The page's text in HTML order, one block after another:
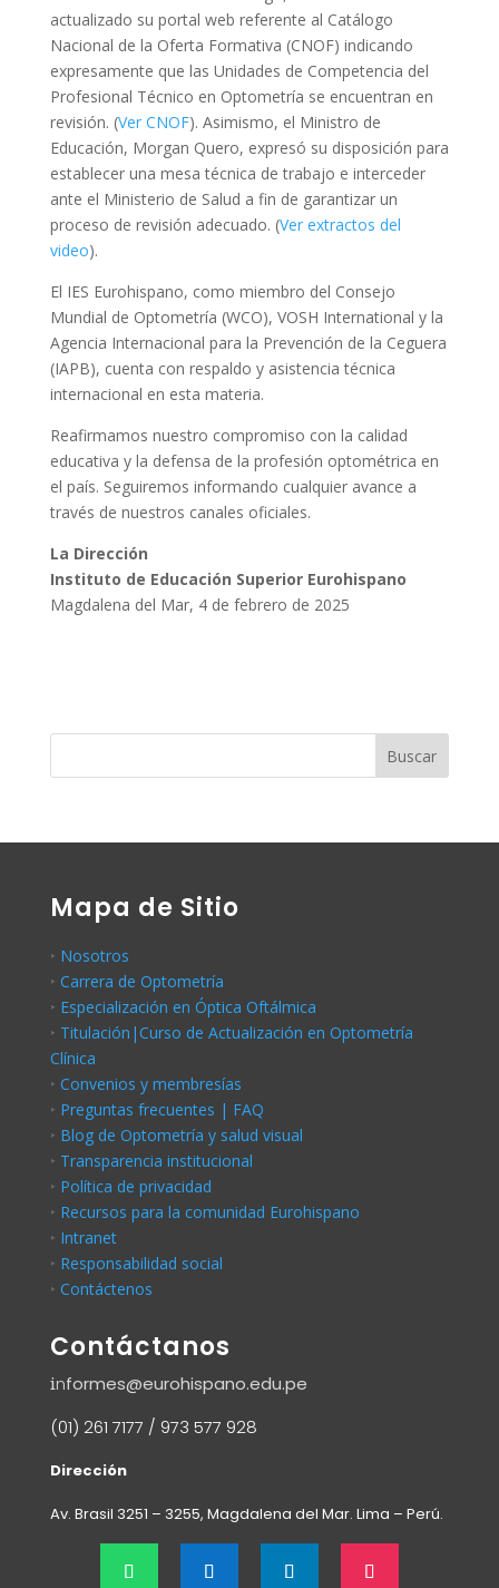
actualizado su portal web referente al Catálogo
Nacional de la Oferta Formativa (CNOF) indicando
expresamente que las Unidades de Competencia del
Profesional Técnico en Optometría se encuentran en
revisión. (Ver CNOF). Asimismo, el Ministro de
Educación, Morgan Quero, expresó su disposición para
establecer una mesa técnica de trabajo e interceder
ante el Ministerio de Salud a fin de garantizar un
proceso de revisión adecuado. (Ver extractos del
video).
El IES Eurohispano, como miembro del Consejo
Mundial de Optometría (WCO), VOSH International y la
Agencia Internacional para la Prevención de la Ceguera
(IAPB), cuenta con respaldo y asistencia técnica
internacional en esta materia.
Reafirmamos nuestro compromiso con la calidad
educativa y la defensa de la profesión optométrica en
el país. Seguiremos informando cualquier avance a
través de nuestros canales oficiales.
La Dirección
Instituto de Educación Superior Eurohispano
Magdalena del Mar, 4 de febrero de 2025
Buscar
Mapa de Sitio
‣ Nosotros
‣ Carrera de Optometría
‣ Especialización en Óptica Oftálmica
‣ Titulación|Curso de Actualización en Optometría
Clínica
‣ Convenios y membresías
‣ Preguntas frecuentes | FAQ
‣ Blog de Optometría y salud visual
‣ Transparencia institucional
‣ Política de privacidad
‣ Recursos para la comunidad Eurohispano
‣ Intranet
‣ Responsabilidad social
‣ Contáctenos
Contáctanos
informes@eurohispano.edu.pe
(01) 261 7177 / 973 577 928
Dirección
Av. Brasil 3251 – 3255, Magdalena del Mar. Lima – Perú.